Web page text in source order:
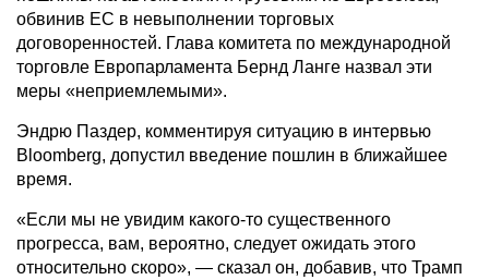
обвинив ЕС в невыполнении торговых
договоренностей. Глава комитета по международной
торговле Европарламента Бернд Ланге назвал эти
меры «неприемлемыми».
Эндрю Паздер, комментируя ситуацию в интервью
Bloomberg, допустил введение пошлин в ближайшее
время.
«Если мы не увидим какого-то существенного
прогресса, вам, вероятно, следует ожидать этого
относительно скоро», — сказал он, добавив, что Трамп